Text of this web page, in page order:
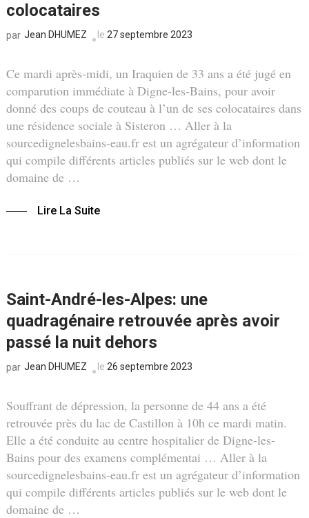
colocataires
par Jean DHUMEZ le 27 septembre 2023
Ce mardi après-midi, un Iraquien de 33 ans a été jugé en
comparution immédiate à Digne-les-Bains, pour avoir
donné des coups de couteau à l’un de ses colocataires dans
une résidence sociale à Sisteron … Aller à la
sourcedignelesbains-eau.fr est un agrégateur d’information
qui compile différents articles publiés sur le web dont le
domaine de …
Lire La Suite
Saint-André-les-Alpes: une
quadragénaire retrouvée après avoir
passé la nuit dehors
par Jean DHUMEZ le 26 septembre 2023
Souffrant de dépression, la personne de 44 ans a été
retrouvée près du lac de Castillon à 10h ce mardi matin.
Elle a été conduite au centre hospitalier de Digne-les-
Bains pour des examens complémentai … Aller à la
sourcedignelesbains-eau.fr est un agrégateur d’information
qui compile différents articles publiés sur le web dont le
domaine de …